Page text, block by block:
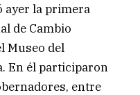
ayer la primera
de Cambio
Museo del
En él participaron
entre